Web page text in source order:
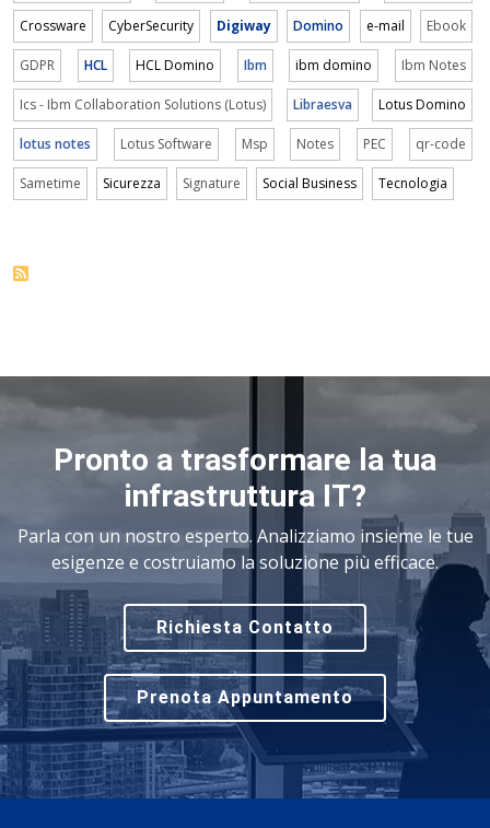
Crossware CyberSecurity Digiway Domino e-mail Ebook
GDPR HCL HCL Domino Ibm ibm domino Ibm Notes
Ics - Ibm Collaboration Solutions (Lotus) Libraesva Lotus Domino
lotus notes Lotus Software Msp Notes PEC qr-code
Sametime Sicurezza Signature Social Business Tecnologia
Pronto a trasformare la tua
infrastruttura IT?
Parla con un nostro esperto. Analizziamo insieme le tue
esigenze e costruiamo la soluzione più efficace.
Richiesta Contatto
Prenota Appuntamento